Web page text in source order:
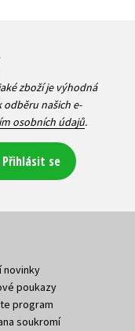
zboží je výhodná
odběru našich e-
osobních údajů.
Přihlásit se
novinky
poukazy
program
soukromí